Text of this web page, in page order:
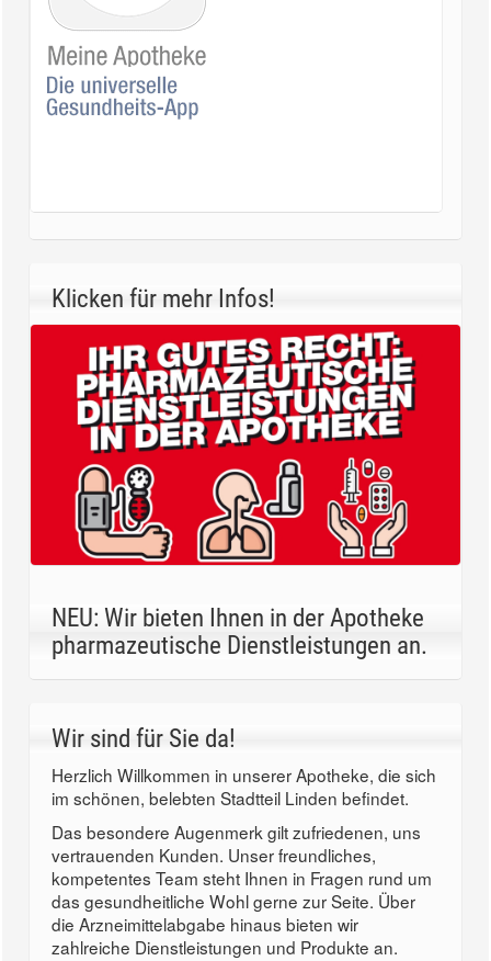
Klicken für mehr Infos!
NEU: Wir bieten Ihnen in der Apotheke
pharmazeutische Dienstleistungen an.
Wir sind für Sie da!
Herzlich Willkommen in unserer Apotheke, die sich
im schönen, belebten Stadtteil Linden befindet.
Das besondere Augenmerk gilt zufriedenen, uns
vertrauenden Kunden. Unser freundliches,
kompetentes Team steht Ihnen in Fragen rund um
das gesundheitliche Wohl gerne zur Seite. Über
die Arzneimittelabgabe hinaus bieten wir
zahlreiche Dienstleistungen und Produkte an.